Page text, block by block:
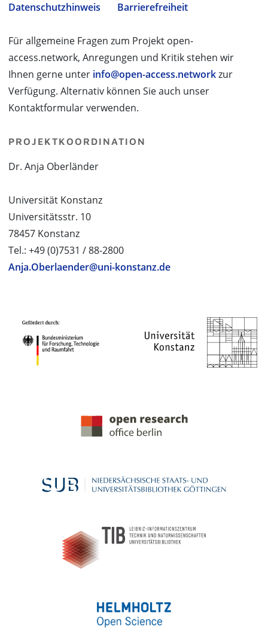
Datenschutzhinweis
Barrierefreiheit
Für allgemeine Fragen zum Projekt open-
access.network, Anregungen und Kritik stehen wir
Ihnen gerne unter info@open-access.networkzur
Verfügung. Alternativ können Sie auch unser
Kontaktformular verwenden.
PROJEKTKOORDINATION
Dr. Anja Oberländer
Universität Konstanz
Universitätsstr. 10
78457 Konstanz
Tel.: +49 (0)7531 / 88-2800
Anja.Oberlaender@uni-konstanz.de